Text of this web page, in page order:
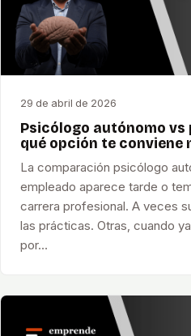
29 de abril de 2026
Psicólogo autónomo vs
qué opción te conviene
La comparación psicólogo
empleado aparece tarde o
carrera profesional. A veces
las prácticas. Otras, cuando
por…